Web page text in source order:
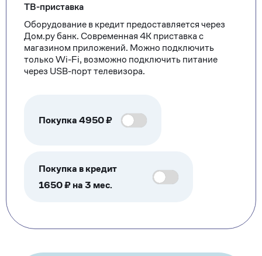
ТВ-приставка
Оборудование в кредит предоставляется через
Дом.ру банк. Современная 4К приставка с
магазином приложений. Можно подключить
только Wi-Fi, возможно подключить питание
через USB-порт телевизора.
Покупка4950₽
Покупка в кредит
1650 ₽ на 3 мес.